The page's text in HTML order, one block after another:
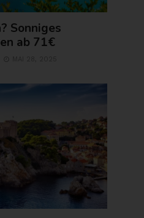
Sonniges
ab 71€